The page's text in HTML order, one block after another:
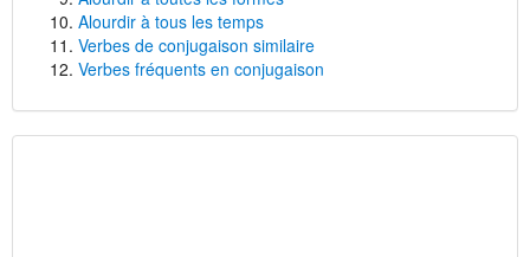
Alourdir à tous les temps
Verbes de conjugaison similaire
Verbes fréquents en conjugaison